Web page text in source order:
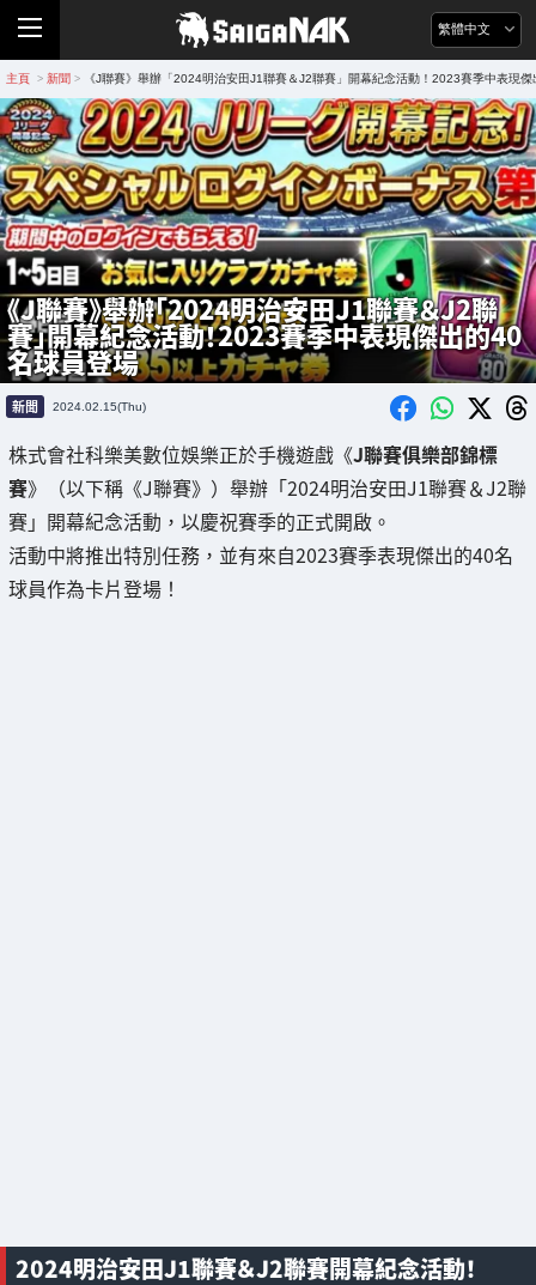
繁體中文
主頁 > 新聞 > 《J聯賽》舉辦「2024明治安田J1聯賽＆J2聯賽」開幕紀念活動！2023賽季中表現
《J聯賽》舉辦「2024明治安田J1聯賽＆J2聯
賽」開幕紀念活動！2023賽季中表現傑出的40
名球員登場
新聞 2024.02.15(Thu)
株式會社科樂美數位娛樂正於手機遊戲《J聯賽俱樂部錦標
賽》（以下稱《J聯賽》）舉辦「2024明治安田J1聯賽＆J2聯
賽」開幕紀念活動，以慶祝賽季的正式開啟。
活動中將推出特別任務，並有來自2023賽季表現傑出的40名
球員作為卡片登場！
2024明治安田J1聯賽＆J2聯賽開幕紀念活動！